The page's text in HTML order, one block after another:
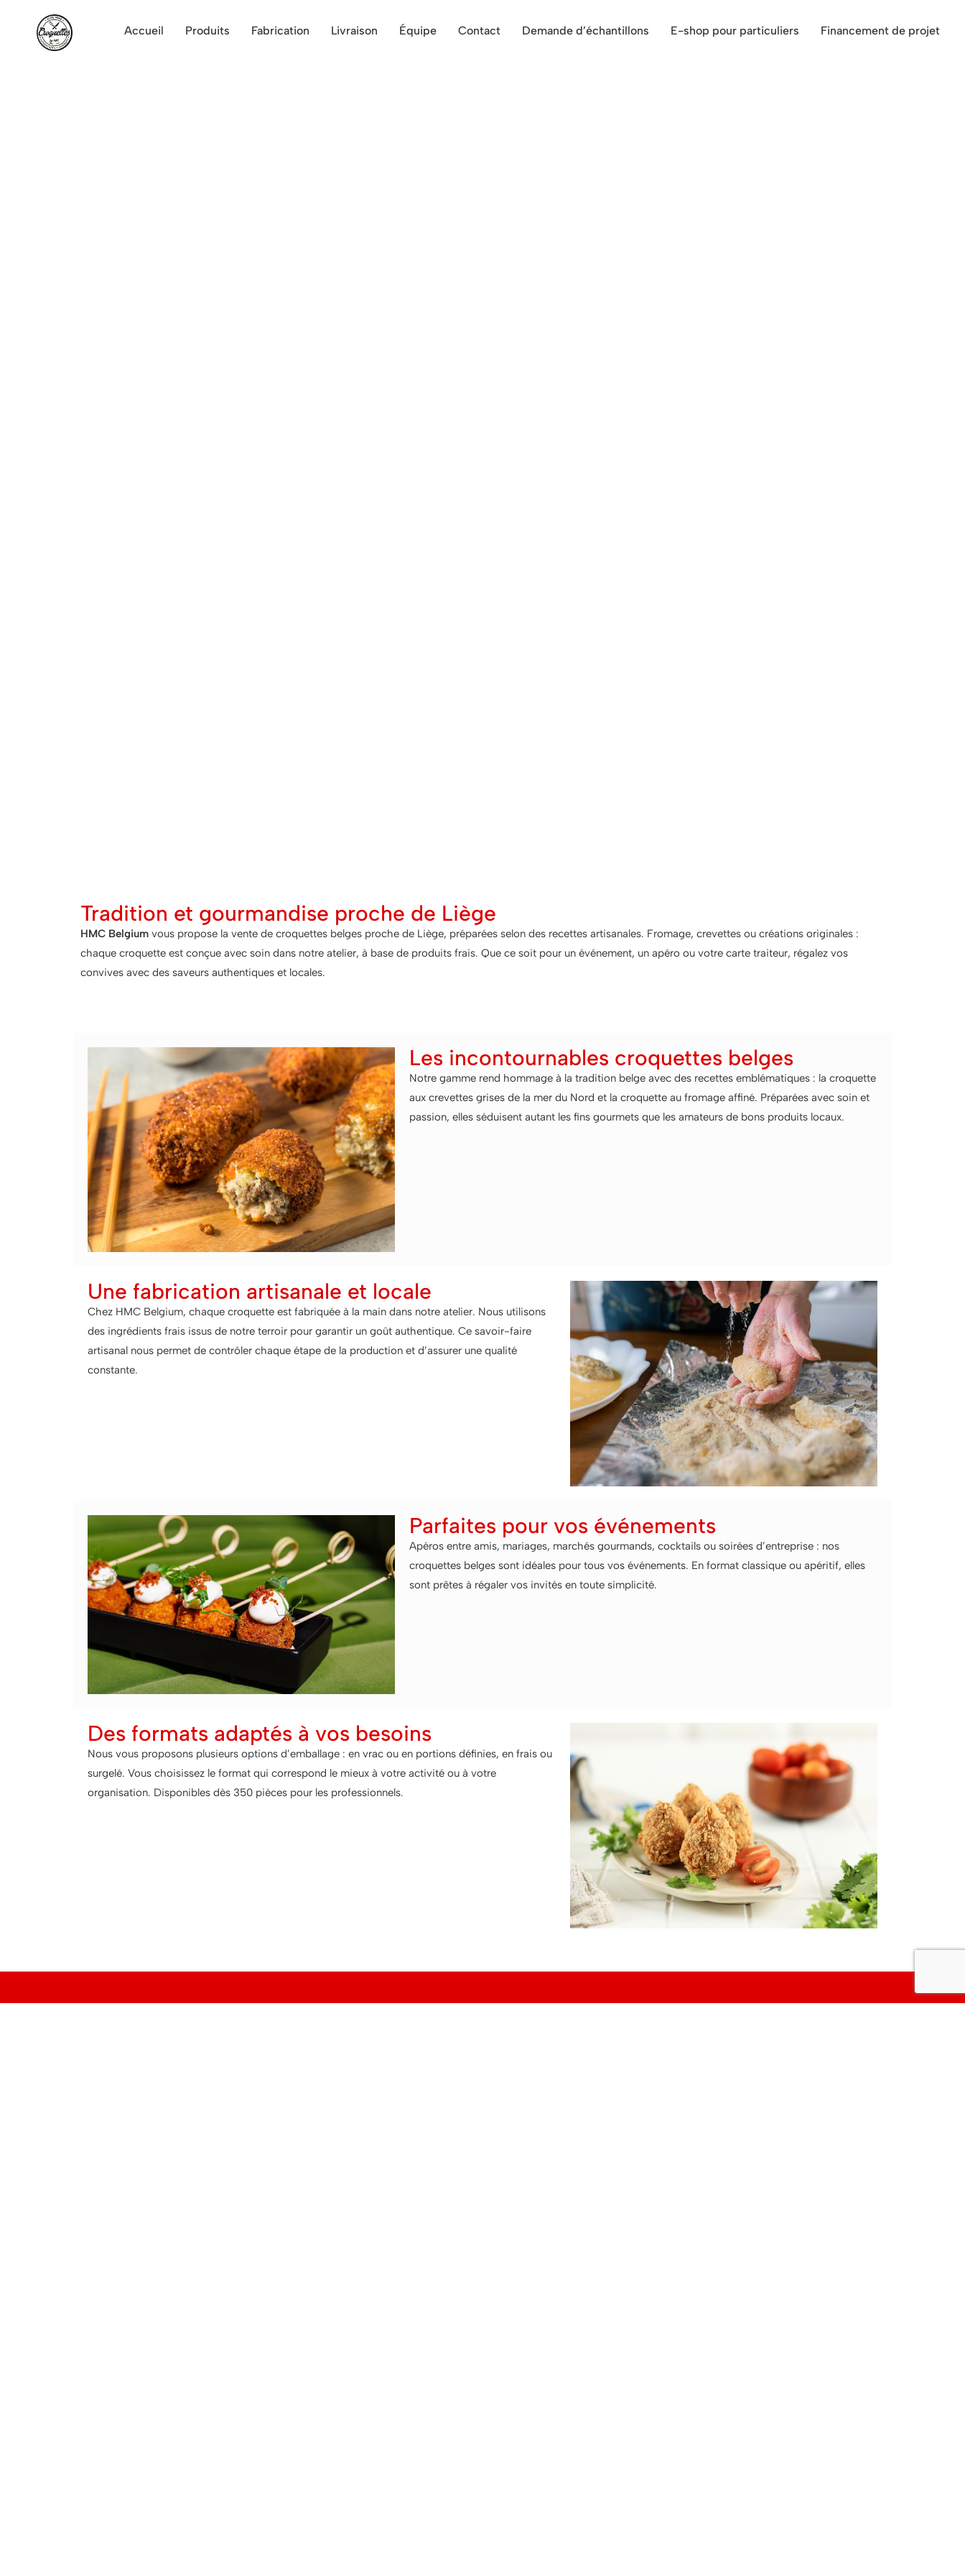
Accueil Produits Fabrication Livraison Équipe Contact Demande d’échantillons E-shop pour particuliers Financement de projet
Tradition et gourmandise proche de Liège
HMC Belgium vous propose la vente de croquettes belges proche de Liège, préparées selon des recettes artisanales. Fromage, crevettes ou créations originales :
chaque croquette est conçue avec soin dans notre atelier, à base de produits frais. Que ce soit pour un événement, un apéro ou votre carte traiteur, régalez vos
convives avec des saveurs authentiques et locales.
Les incontournables croquettes belges
Notre gamme rend hommage à la tradition belge avec des recettes emblématiques : la croquette
aux crevettes grises de la mer du Nord et la croquette au fromage affiné. Préparées avec soin et
passion, elles séduisent autant les fins gourmets que les amateurs de bons produits locaux.
Une fabrication artisanale et locale
Chez HMC Belgium, chaque croquette est fabriquée à la main dans notre atelier. Nous utilisons
des ingrédients frais issus de notre terroir pour garantir un goût authentique. Ce savoir-faire
artisanal nous permet de contrôler chaque étape de la production et d’assurer une qualité
constante.
Parfaites pour vos événements
Apéros entre amis, mariages, marchés gourmands, cocktails ou soirées d’entreprise : nos
croquettes belges sont idéales pour tous vos événements. En format classique ou apéritif, elles
sont prêtes à régaler vos invités en toute simplicité.
Des formats adaptés à vos besoins
Nous vous proposons plusieurs options d’emballage : en vrac ou en portions définies, en frais ou
surgelé. Vous choisissez le format qui correspond le mieux à votre activité ou à votre
organisation. Disponibles dès 350 pièces pour les professionnels.